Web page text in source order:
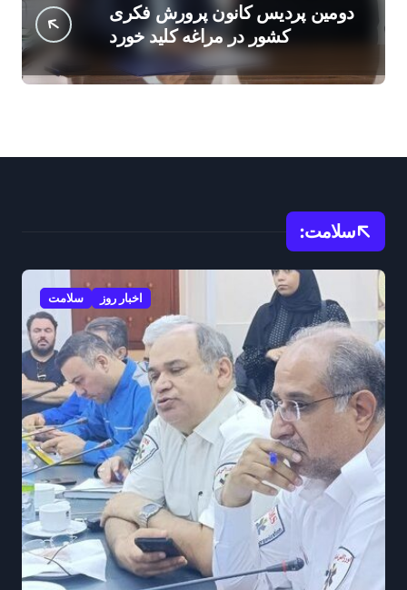
دومین پردیس کانون پرورش فکری
کشور در مراغه کلید خورد
سلامت:
اخبار روز سلامت